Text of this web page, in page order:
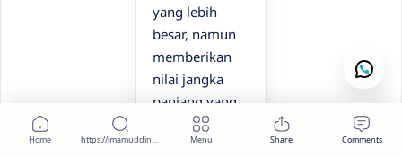
yang lebih
besar, namun
memberikan
nilai jangka
panjang yang
jauh lebih
tinggi—baik